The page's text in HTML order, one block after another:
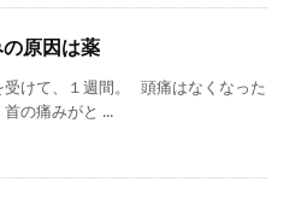
原因は薬
受けて、１週間。 頭痛はなくなった
の痛みがと ...